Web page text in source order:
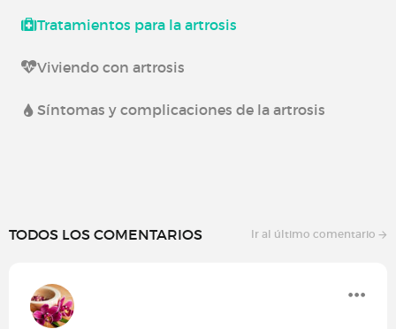
Tratamientos para la artrosis
Viviendo con artrosis
Síntomas y complicaciones de la artrosis
TODOS LOS COMENTARIOS Ir al último comentario